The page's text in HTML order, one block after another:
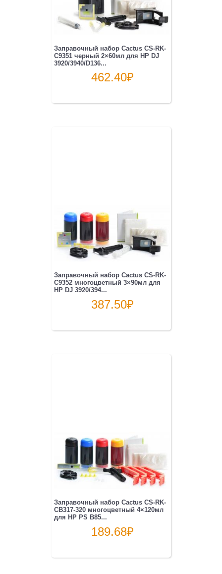
Заправочный набор Cactus CS-RK-
C9351 черный 2×60мл для HP DJ
3920/3940/D136...
462.40₽
Заправочный набор Cactus CS-RK-
C9352 многоцветный 3×90мл для
HP DJ 3920/394...
387.50₽
Заправочный набор Cactus CS-RK-
CB317-320 многоцветный 4×120мл
для HP PS B85...
189.68₽